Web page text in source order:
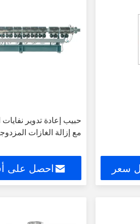
سعر
حبيب إعادة تدوير نفايات
مع إزالة الغازات
احصل على